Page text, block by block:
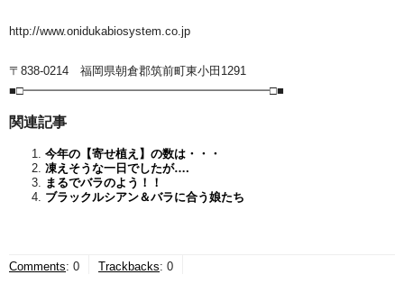
http://www.onidukabiosystem.co.jp
〒838-0214 福岡県朝倉郡筑前町東小田1291
■□━━━━━━━━━━━━━━━━━━━━━□■
関連記事
今年の【寄せ植え】の数は・・・
凍えそうな一日でしたが….
まるでバラのよう！！
ブラックルシアン＆バラに合う娘たち
Comments: 0 Trackbacks: 0